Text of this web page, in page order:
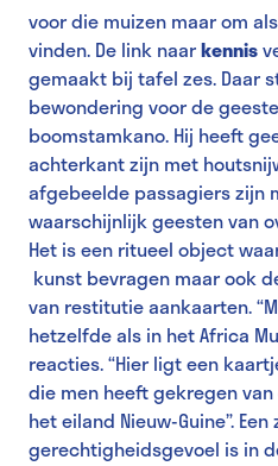
voor die muizen maar om
vinden. De link naarkennis
gemaakt bij tafel zes. Daar
bewondering voor de
boomstamkano. Hij heeft
achterkant zijn met
afgebeelde passagiers zijn
waarschijnlijk geesten van
Het is een ritueel object
kunst bevragen maar ook
van restitutie aankaarten.
hetzelfde als in het Africa
reacties. “Hier ligt een
die men heeft gekregen van
het eiland Nieuw-Guine”.
gerechtigheidsgevoel is in